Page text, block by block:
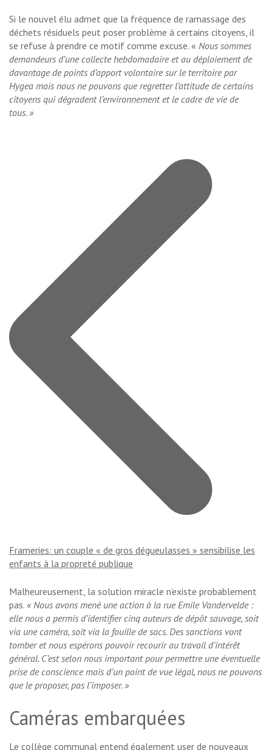
Si le nouvel élu admet que la fréquence de ramassage des
déchets résiduels peut poser problème à certains citoyens, il
se refuse à prendre ce motif comme excuse. « Nous sommes
demandeurs d’une collecte hebdomadaire et au déploiement de
davantage de points d’apport volontaire sur le territoire par
Hygea mais nous ne pouvons que regretter l’attitude de certains
citoyens qui dégradent l’environnement et le cadre de vie de
tous. »
Frameries: un couple « de gros dégueulasses » sensibilise les
enfants à la propreté publique
Malheureusement, la solution miracle n’existe probablement
pas. « Nous avons mené une action à la rue Emile Vandervelde :
elle nous a permis d’identifier cinq auteurs de dépôt sauvage, soit
via une caméra, soit via la fouille de sacs. Des sanctions vont
tomber et nous espérons pouvoir recourir au travail d’intérêt
général. C’est selon nous important pour permettre une éventuelle
prise de conscience mais d’un point de vue légal, nous ne pouvons
que le proposer, pas l’imposer. »
Caméras embarquées
Le collège communal entend également user de nouveaux